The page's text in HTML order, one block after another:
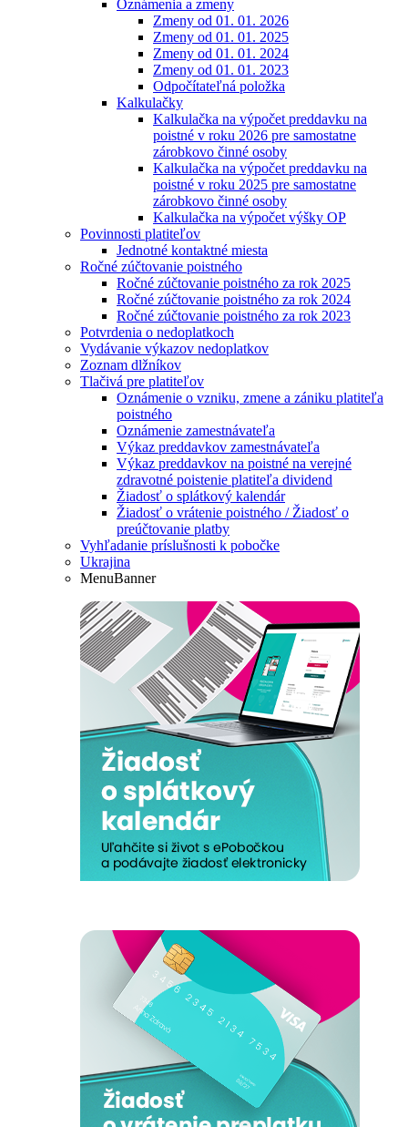
Oznámenia a zmeny
Zmeny od 01. 01. 2026
Zmeny od 01. 01. 2025
Zmeny od 01. 01. 2024
Zmeny od 01. 01. 2023
Odpočítateľná položka
Kalkulačky
Kalkulačka na výpočet preddavku na
poistné v roku 2026 pre samostatne
zárobkovo činné osoby
Kalkulačka na výpočet preddavku na
poistné v roku 2025 pre samostatne
zárobkovo činné osoby
Kalkulačka na výpočet výšky OP
Povinnosti platiteľov
Jednotné kontaktné miesta
Ročné zúčtovanie poistného
Ročné zúčtovanie poistného za rok 2025
Ročné zúčtovanie poistného za rok 2024
Ročné zúčtovanie poistného za rok 2023
Potvrdenia o nedoplatkoch
Vydávanie výkazov nedoplatkov
Zoznam dlžníkov
Tlačivá pre platiteľov
Oznámenie o vzniku, zmene a zániku platiteľa
poistného
Oznámenie zamestnávateľa
Výkaz preddavkov zamestnávateľa
Výkaz preddavkov na poistné na verejné
zdravotné poistenie platiteľa dividend
Žiadosť o splátkový kalendár
Žiadosť o vrátenie poistného / Žiadosť o
preúčtovanie platby
Vyhľadanie príslušnosti k pobočke
Ukrajina
MenuBanner